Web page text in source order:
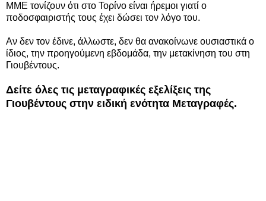
ΜΜΕ τονίζουν ότι στο Τορίνο είναι ήρεμοι γιατί ο
ποδοσφαιριστής τους έχει δώσει τον λόγο του.
Αν δεν τον έδινε, άλλωστε, δεν θα ανακοίνωνε ουσιαστικά ο
ίδιος, την προηγούμενη εβδομάδα, την μετακίνηση του στη
Γιουβέντους.
Δείτε όλες τις μεταγραφικές εξελίξεις της
Γιουβέντους στην ειδική ενότητα Μεταγραφές.